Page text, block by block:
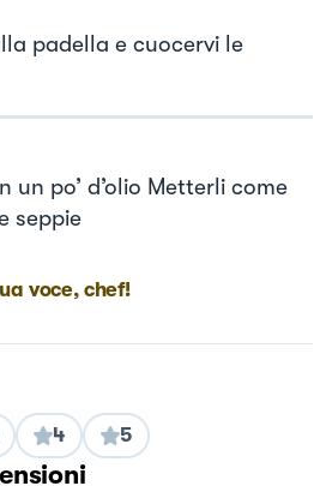
padella e cuocervi le
un po’ d’olio Metterli come
seppie
voce, chef!
4 5